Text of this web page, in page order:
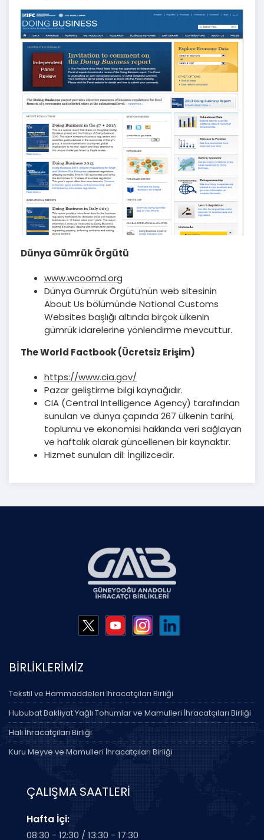
Dünya Gümrük Örgütü
www.wcoomd.org
Dünya Gümrük Örgütü’nün web sitesinin
About Us bölümünde National Customs
Websites başlığı altında birçok ülkenin
gümrük idarelerine yönlendirme mevcuttur.
The World Factbook (Ücretsiz Erişim)
https://www.cia.gov/
Pazar geliştirme bilgi kaynağıdır.
CIA (Central Intelligence Agency) tarafından
sunulan ve dünya çapında 267 ülkenin tarihi,
toplumu ve ekonomisi hakkında veri sağlayan
ve haftalık olarak güncellenen bir kaynaktır.
Hizmet sunulan dil: İngilizcedir.
BİRLİKLERİMİZ
Tekstil ve Hammaddeleri İhracatçıları Birliği
Hububat Bakliyat Yağlı Tohumlar ve Mamulleri İhracatçıları Birliği
Halı İhracatçıları Birliği
Kuru Meyve ve Mamulleri İhracatçıları Birliği
ÇALIŞMA SAATLERİ
Hafta İçi:
08:30 - 12:30 / 13:30 - 17:30